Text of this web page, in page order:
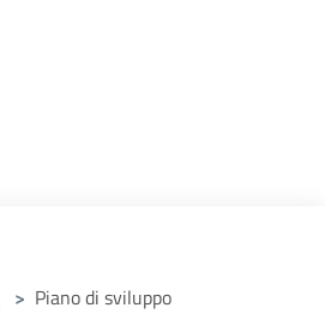
> Piano di sviluppo